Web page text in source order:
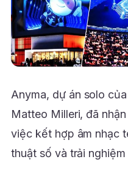
Anyma, dự án solo
Matteo Milleri, đã
việc kết hợp âm nhạc
thuật số và trải